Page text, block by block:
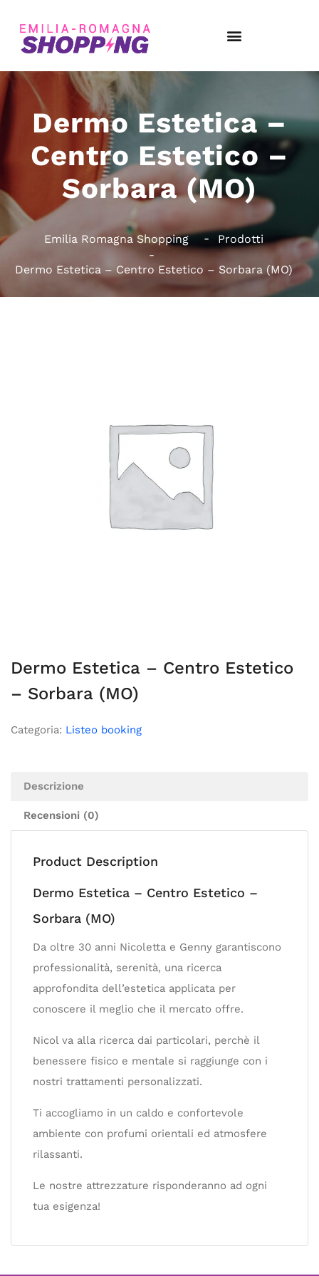
Dermo Estetica –
Centro Estetico –
Sorbara (MO)
Emilia Romagna Shopping Prodotti
Dermo Estetica – Centro Estetico – Sorbara (MO)
Dermo Estetica – Centro Estetico
– Sorbara (MO)
Categoria: Listeo booking
Descrizione
Recensioni (0)
Product Description
Dermo Estetica – Centro Estetico –
Sorbara (MO)
Da oltre 30 anni Nicoletta e Genny garantiscono
professionalità, serenità, una ricerca
approfondita dell’estetica applicata per
conoscere il meglio che il mercato offre.
Nicol va alla ricerca dai particolari, perchè il
benessere fisico e mentale si raggiunge con i
nostri trattamenti personalizzati.
Ti accogliamo in un caldo e confortevole
ambiente con profumi orientali ed atmosfere
rilassanti.
Le nostre attrezzature risponderanno ad ogni
tua esigenza!